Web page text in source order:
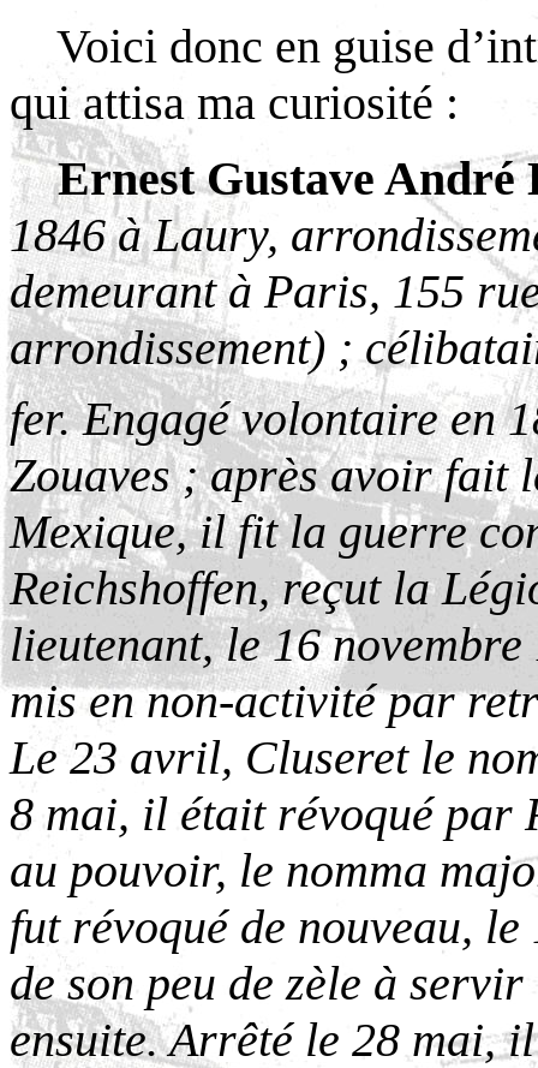
Voici donc en guise
qui attisa ma curiosité :
Ernest Gustave
1846 à Laury,
demeurant à Paris, 155
arrondissement) ;
fer. Engagé volontaire en
Zouaves ; après avoir fait
Mexique, il fit la guerre
Reichshoffen, reçut la
lieutenant, le 16
mis en non-activité par
Le 23 avril, Cluseret le
8 mai, il était révoqué par
au pouvoir, le nomma
fut révoqué de nouveau,
de son peu de zèle à
ensuite. Arrêté le 28 mai,